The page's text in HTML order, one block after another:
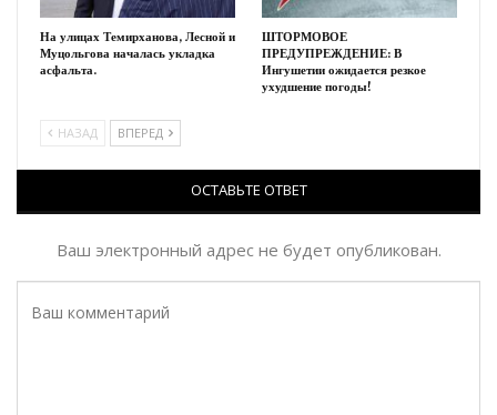
На улицах Темирханова, Лесной и
Муцольгова началась укладка
асфальта.
ШТОРМОВОЕ
ПРЕДУПРЕЖДЕНИЕ: В
Ингушетии ожидается резкое
ухудшение погоды!
НАЗАД ВПЕРЕД
ОСТАВЬТЕ ОТВЕТ
Ваш электронный адрес не будет опубликован.